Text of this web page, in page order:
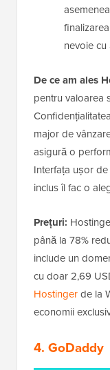
nevoie
De ce am ales
pentru valoarea
major de
asigură o
Interfața ușor
inclus îl fac o
Prețuri:
până la 78%
include un
cu doar 2,69
Hostingerde la
economii
4. GoDaddy